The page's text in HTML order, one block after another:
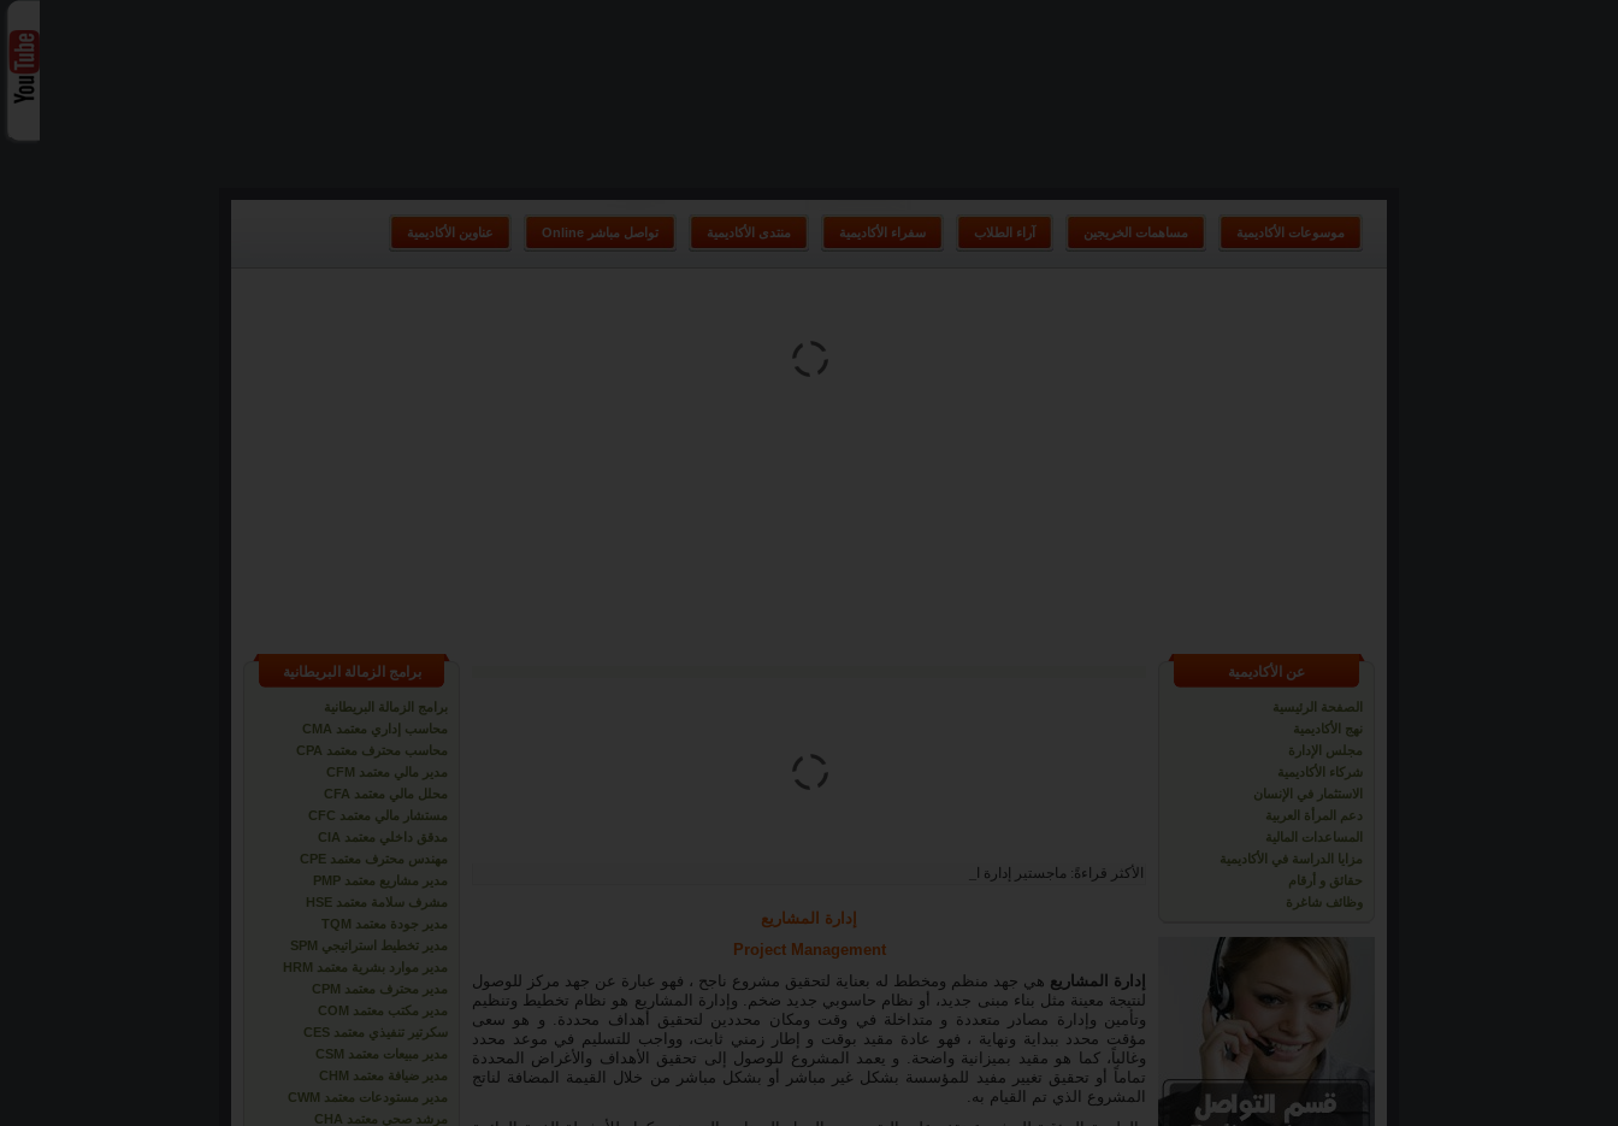
عناوين الأكاديمية Online تواصل مباشر منتدى الأكاديمية سفراء الأكاديمية آراء الطلاب مساهمات الخريجين موسوعات الأكاديمية
برامج الزمالة البريطانية
برامج الزمالة البريطانية
محاسب إداري معتمد CMA
محاسب محترف معتمد CPA
مدير مالي معتمد CFM
محلل مالي معتمد CFA
مستشار مالي معتمد CFC
مدقق داخلي معتمد CIA
مهندس محترف معتمد CPE
مدير مشاريع معتمد PMP
مشرف سلامة معتمد HSE
مدير جودة معتمد TQM
مدير تخطيط استراتيجي SPM
مدير موارد بشرية معتمد HRM
مدير محترف معتمد CPM
مدير مكتب معتمد COM
سكرتير تنفيذي معتمد CES
مدير مبيعات معتمد CSM
مدير ضيافة معتمد CHM
مدير مستودعات معتمد CWM
مرشد صحي معتمد CHA
الأكثر قراءةً: ماجستير إدارة الأعمال من بريطانيا
إدارة المشاريع
Project Management
إدارة المشاريع هي جهد منظم ومخطط له بعناية لتحقيق مشروع ناجح ، فهو عبارة عن جهد مركز للوصول
لنتيجة معينة مثل بناء مبنى جديد، أو نظام حاسوبي جديد ضخم. وإدارة المشاريع هو نظام تخطيط وتنظيم
وتأمين وإدارة مصادر متعددة و متداخلة في وقت ومكان محددين لتحقيق أهداف محددة. و هو سعى
مؤقت محدد ببداية ونهاية ، فهو عادة مقيد بوقت و إطار زمني ثابت، وواجب للتسليم في موعد محدد
وغالباً، كما هو مقيد بميزانية واضحة. و يعمد المشروع للوصول إلى تحقيق الأهداف والأغراض المحددة
تماماً أو تحقيق تغيير مفيد للمؤسسة بشكل غير مباشر أو بشكل مباشر من خلال القيمة المضافة لناتج
المشروع الذي تم القيام به.
عن الأكاديمية
الصفحة الرئيسية
نهج الأكاديمية
مجلس الإدارة
شركاء الأكاديمية
الاستثمار في الإنسان
دعم المرأة العربية
المساعدات المالية
مزايا الدراسة في الأكاديمية
حقائق و أرقام
وظائف شاغرة